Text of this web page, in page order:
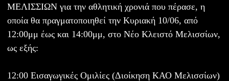
ΜΕΛΙΣΣΙΩΝ για την αθλητική χρονιά που πέρασε, η
οποία θα πραγματοποιηθεί την Κυριακή 10/06, από
12:00μμ έως και 14:00μμ, στο Νέο Κλειστό Μελισσίων,
ως εξής:
12:00 Εισαγωγικές Ομιλίες (Διοίκηση ΚΑΟ Μελισσίων)